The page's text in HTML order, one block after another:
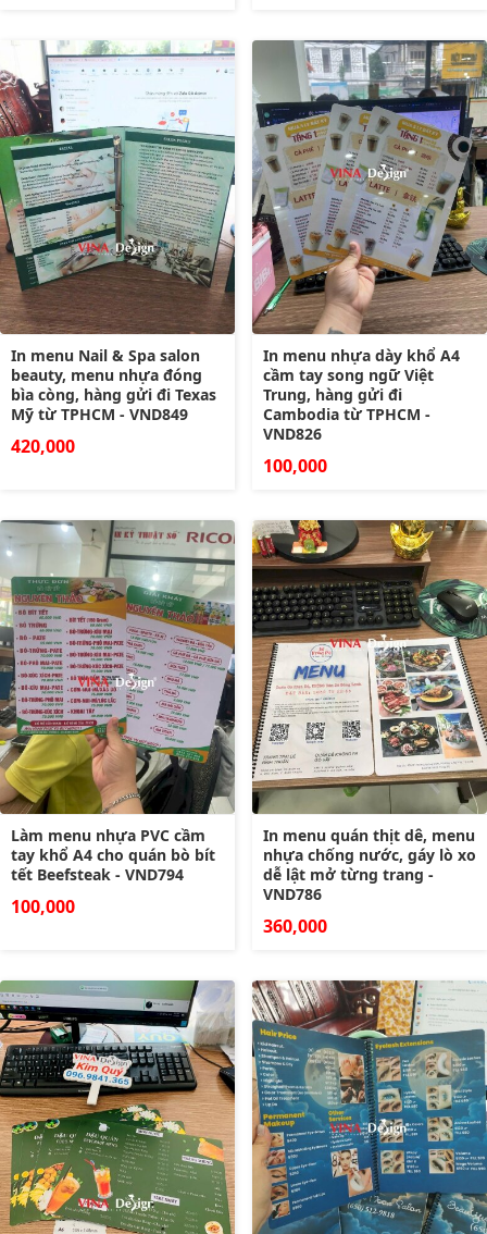
In menu Nail & Spa salon
beauty, menu nhựa đóng
bìa còng, hàng gửi đi Texas
Mỹ từ TPHCM - VND849
420,000
In menu nhựa dày khổ A4
cầm tay song ngữ Việt
Trung, hàng gửi đi
Cambodia từ TPHCM -
VND826
100,000
Làm menu nhựa PVC cầm
tay khổ A4 cho quán bò bít
tết Beefsteak - VND794
100,000
In menu quán thịt dê, menu
nhựa chống nước, gáy lò xo
dễ lật mở từng trang -
VND786
360,000